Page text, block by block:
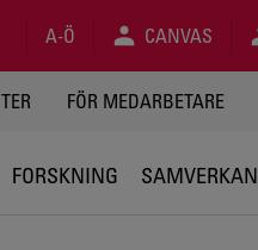
A-Ö CANVAS
FÖR MEDARBETARE
FORSKNING SAMVERKAN